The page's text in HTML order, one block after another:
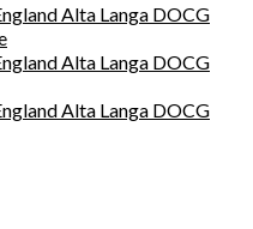
Alta Langa DOCG
Alta Langa DOCG
Alta Langa DOCG